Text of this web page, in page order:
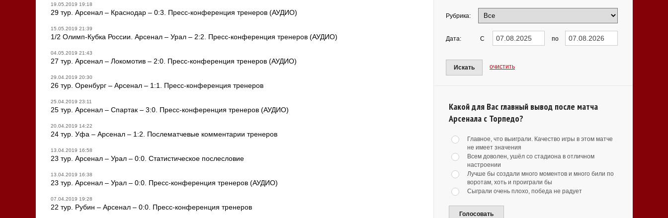
19.05.2019 19:18
29 тур. Арсенал – Краснодар – 0:3. Пресс-конференция тренеров (АУДИО)
15.05.2019 21:39
1/2 Олимп-Кубка России. Арсенал – Урал – 2:2. Пресс-конференция тренеров (АУДИО)
04.05.2019 21:43
27 тур. Арсенал – Локомотив – 2:0. Пресс-конференция тренеров (АУДИО)
29.04.2019 20:30
26 тур. Оренбург – Арсенал – 1:1. Пресс-конференция тренеров
25.04.2019 23:11
25 тур. Арсенал – Спартак – 3:0. Пресс-конференция тренеров (АУДИО)
20.04.2019 14:22
24 тур. Уфа – Арсенал – 1:2. Послематчевые комментарии тренеров
13.04.2019 16:58
23 тур. Арсенал – Урал – 0:0. Статистическое послесловие
13.04.2019 16:38
23 тур. Арсенал – Урал – 0:0. Пресс-конференция тренеров (АУДИО)
07.04.2019 19:28
22 тур. Рубин – Арсенал – 0:0. Пресс-конференция тренеров
Рубрика:
Дата: С по
Искать очистить
Какой для Вас главный вывод после матча
Арсенала с Торпедо?
Главное, что выиграли. Качество игры в этом матче
не имеет значения
Всем доволен, ушёл со стадиона в отличном
настроении
Лучше бы создали много моментов и много били по
воротам, хоть и проиграли бы
Сыграли очень плохо, победа не радует
Голосовать